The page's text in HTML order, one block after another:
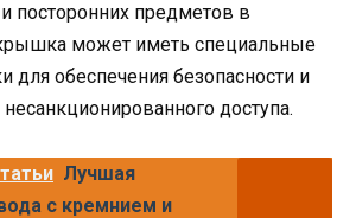
посторонних предметов в
может иметь специальные
для обеспечения безопасности и
доступа.
Лучшая
с кремнием и